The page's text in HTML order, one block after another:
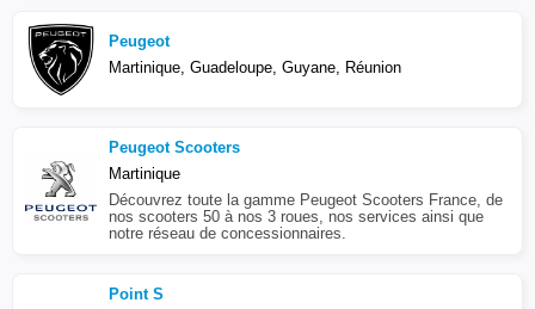
Peugeot
Martinique, Guadeloupe, Guyane, Réunion
Peugeot Scooters
Martinique
Découvrez toute la gamme Peugeot Scooters France, de
nos scooters 50 à nos 3 roues, nos services ainsi que
notre réseau de concessionnaires.
Point S